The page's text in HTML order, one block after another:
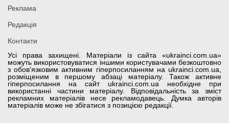
Усі права захищені. Матеріали із сайта «ukrainci.com.ua»
можуть використовуватися іншими користувачами безкоштовно
з обов’язковим активним гіперпосиланням на ukrainci.com.ua,
розміщеним в першому абзаці матеріалу. Також активне
гіперпосилання на сайт ukrainci.com.ua необхідне при
використанні частини матеріалу. Відповідальність за зміст
рекламних матеріалів несе рекламодавець. Думка авторів
матеріалів може не збігатися з позицією редакції.
Реклама
Редакція
Контакти